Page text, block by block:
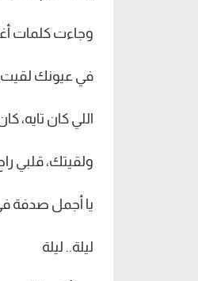
وجاءت كلمات
في عيونك
اللي كان تايه،
ولقيتك، قلبي
يا أجمل صدفة
ليلة.. ليلة